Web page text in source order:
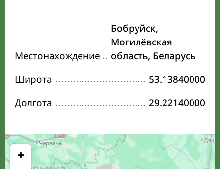
Местонахождение
Бобруйск,
Могилёвская
область, Беларусь
Широта
53.13840000
Долгота
29.22140000
+